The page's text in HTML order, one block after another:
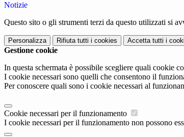
Notizie
Questo sito o gli strumenti terzi da questo utilizzati si
Personalizza Rifiuta tutti i cookies Accetta tutti i
Gestione cookie
In questa schermata è possibile scegliere quali cookie
I cookie necessari sono quelli che consentono il
Per conoscere quali sono i cookie necessari al
Cookie necessari per il funzionamento
I cookie necessari per il funzionamento non possono